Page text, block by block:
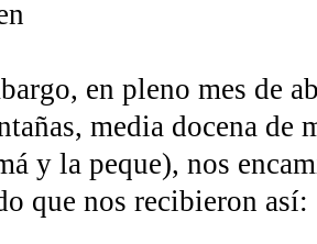
en pleno mes de
media docena de
y la peque), nos
que nos recibieron así: